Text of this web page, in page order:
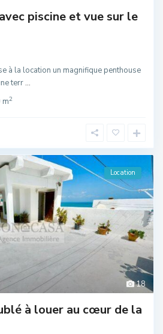
piscine et vue sur le
à la location un magnifique penthouse
terr...
m2
18
Location
à louer au cœur de la